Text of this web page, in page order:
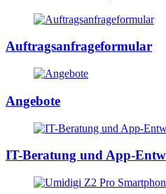
Auftragsanfrageformular
Angebote
IT-Beratung und App-